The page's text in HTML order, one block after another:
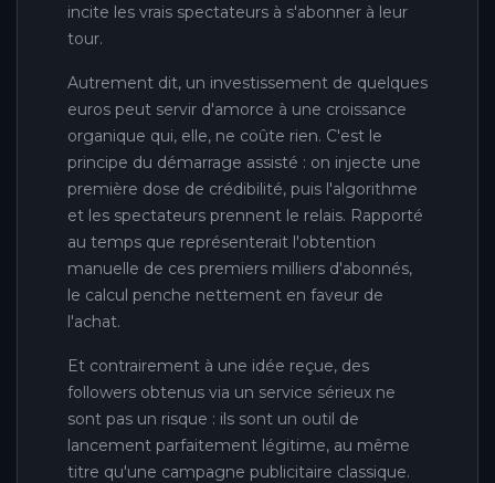
incite les vrais spectateurs à s'abonner à leur
tour.
Autrement dit, un investissement de quelques
euros peut servir d'amorce à une croissance
organique qui, elle, ne coûte rien. C'est le
principe du démarrage assisté : on injecte une
première dose de crédibilité, puis l'algorithme
et les spectateurs prennent le relais. Rapporté
au temps que représenterait l'obtention
manuelle de ces premiers milliers d'abonnés,
le calcul penche nettement en faveur de
l'achat.
Et contrairement à une idée reçue, des
followers obtenus via un service sérieux ne
sont pas un risque : ils sont un outil de
lancement parfaitement légitime, au même
titre qu'une campagne publicitaire classique.